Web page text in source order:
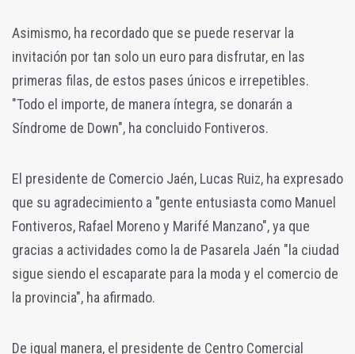
Asimismo, ha recordado que se puede reservar la
invitación por tan solo un euro para disfrutar, en las
primeras filas, de estos pases únicos e irrepetibles.
"Todo el importe, de manera íntegra, se donarán a
Síndrome de Down", ha concluido Fontiveros.
El presidente de Comercio Jaén, Lucas Ruiz, ha expresado
que su agradecimiento a "gente entusiasta como Manuel
Fontiveros, Rafael Moreno y Marifé Manzano", ya que
gracias a actividades como la de Pasarela Jaén "la ciudad
sigue siendo el escaparate para la moda y el comercio de
la provincia", ha afirmado.
De igual manera, el presidente de Centro Comercial